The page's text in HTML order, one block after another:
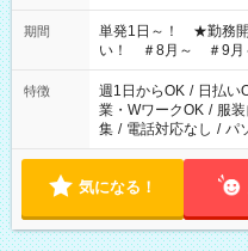
ださい！
期間
単発1日～！ ★勤務開
い！ ＃8月～ ＃9月
特徴 週1日からOK / 日払い
業・WワークOK / 服
集 / 電話対応なし / パ
気になる！